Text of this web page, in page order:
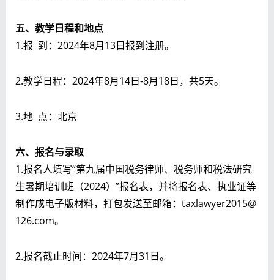
五、教学日程和地点
1.报 到：2024年8月13日报到注册。
2.教学日程：2024年8月14日-8月18日，共5天。
3.地 点：北京
六、报名与录取
1.报名人填写“第九届中国税务律师、税务师和税法研究
生暑期培训班（2024）”报名表，并将报名表、执业证等
制作成电子版材料，打包发送至邮箱：taxlawyer2015@
126.com。
2.报名截止时间：2024年7月31日。